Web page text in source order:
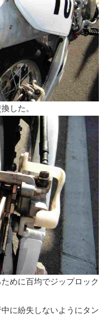
した。
めに百均でジップロック
に紛失しないようにタン